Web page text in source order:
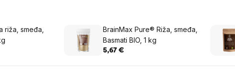
riža, smeđa,
BrainMax Pure® Riža, smeđa,
Basmati BIO, 1 kg
5,67 €